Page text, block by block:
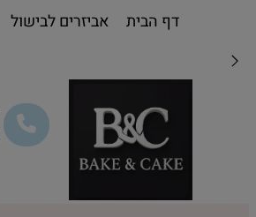
דף הבית אביזרים לבישול